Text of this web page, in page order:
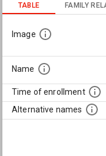
TABLE FAMILY
Image
Name
Time of enrollment
Alternative names